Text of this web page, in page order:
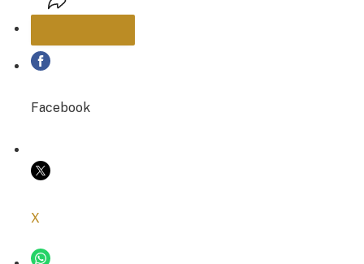
PARTAGER
COPIER LE LIEN
Facebook
X